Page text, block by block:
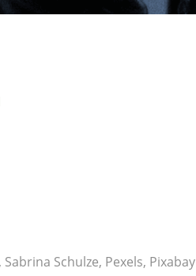
Schulze, Pexels, Pixabay